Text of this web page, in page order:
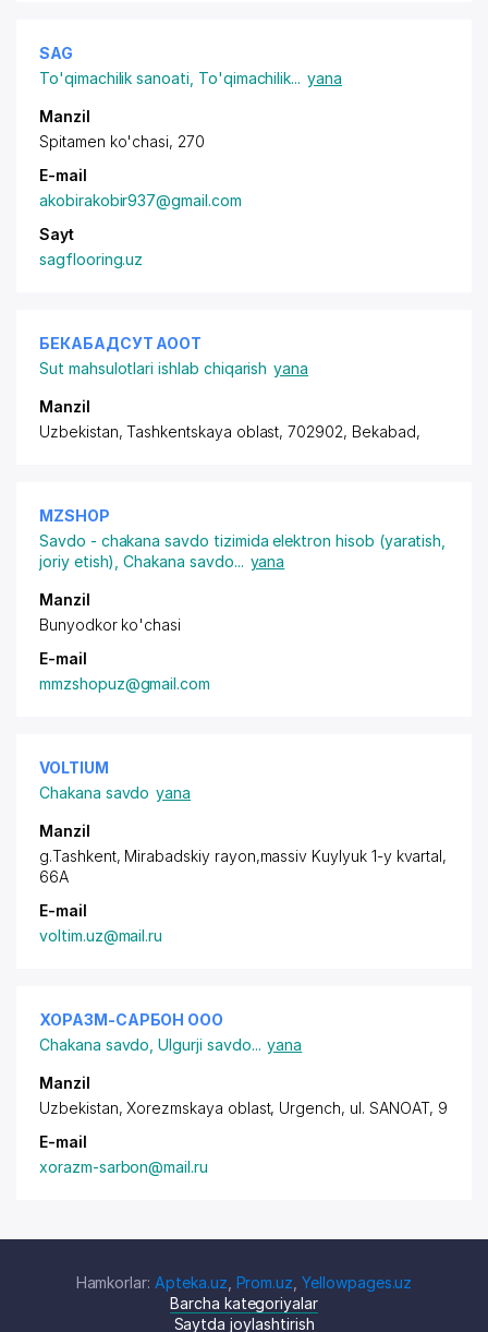
SAG
To'qimachilik sanoati To'qimachilik... yana
Manzil
Spitamen ko'chasi, 270
E-mail
akobirakobir937@gmail.com
Sayt
sagflooring.uz
БЕКАБАДСУТ АООТ
Sut mahsulotlari ishlab chiqarish yana
Manzil
Uzbekistan, Tashkentskaya oblast, 702902, Bekabad,
MZSHOP
Savdo - chakana savdo tizimida elektron hisob (yaratish,
joriy etish) ,Chakana savdo... yana
Manzil
Bunyodkor ko'chasi
E-mail
mmzshopuz@gmail.com
VOLTIUM
Chakana savdo yana
Manzil
g.Tashkent, Mirabadskiy rayon,massiv Kuylyuk 1-y kvartal,
66A
E-mail
voltim.uz@mail.ru
ХОРАЗМ-САРБОН ООО
Chakana savdo ,Ulgurji savdo... yana
Manzil
Uzbekistan, Xorezmskaya oblast, Urgench, ul. SANOAT, 9
E-mail
xorazm-sarbon@mail.ru
Hamkorlar: Apteka.uz Prom.uz ,Yellowpages.uz
Barcha kategoriyalar
Saytda joylashtirish